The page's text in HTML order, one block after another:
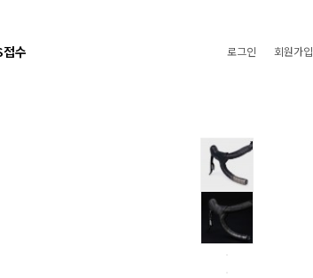
수 로그인 회원가입